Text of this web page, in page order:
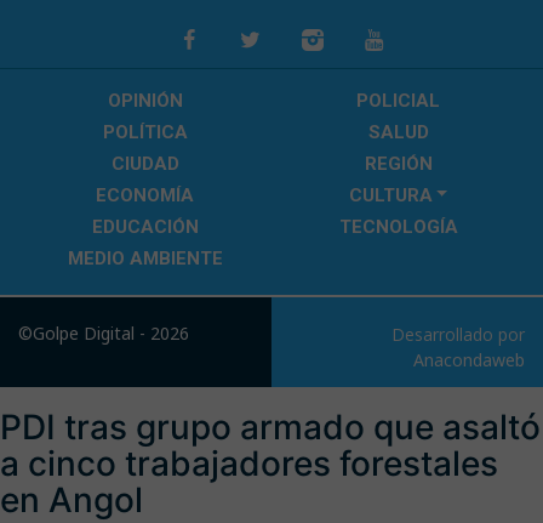
OPINIÓN
POLICIAL
POLÍTICA
SALUD
CIUDAD
REGIÓN
ECONOMÍA
CULTURA
EDUCACIÓN
TECNOLOGÍA
MEDIO AMBIENTE
©Golpe Digital - 2026
Desarrollado por
Anacondaweb
PDI tras grupo armado que asaltó
a cinco trabajadores forestales
en Angol